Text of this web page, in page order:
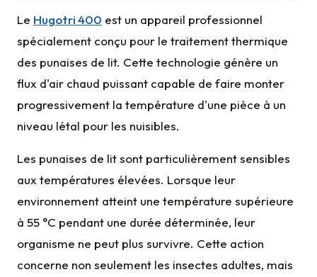
Le Hugotri 400 est un appareil professionnel
spécialement conçu pour le traitement thermique
des punaises de lit. Cette technologie génère un
flux d'air chaud puissant capable de faire monter
progressivement la température d'une pièce à un
niveau létal pour les nuisibles.
Les punaises de lit sont particulièrement sensibles
aux températures élevées. Lorsque leur
environnement atteint une température supérieure
à 55 °C pendant une durée déterminée, leur
organisme ne peut plus survivre. Cette action
concerne non seulement les insectes adultes, mais